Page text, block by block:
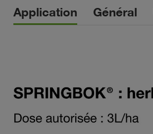
Application Général